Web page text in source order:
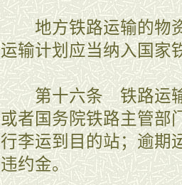
地方铁路运输的物资
运输计划应当纳入国家
第十六条 铁路运输
或者国务院铁路主管部
行李运到目的站；逾期
违约金。